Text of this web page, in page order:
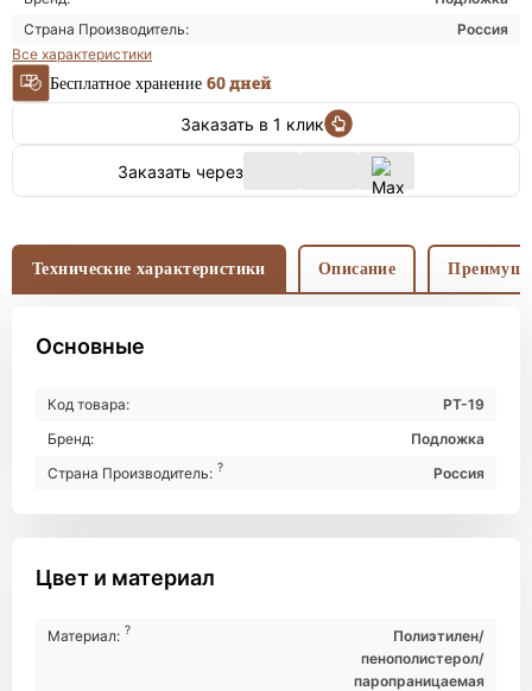
Страна Производитель:
Россия
Все характеристики
Бесплатное хранение 60 дней
Заказать в 1 клик
Заказать через
Технические характеристики Описание
Основные
Код товара:
PT-19
Бренд:
Подложка
Страна Производитель: ? Россия
Цвет и материал
Материал: ?
Полиэтилен/
пенополистерол/
паропраницаемая